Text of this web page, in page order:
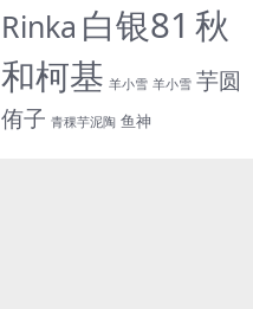
Rinka 白银81 秋
和柯基 羊小雪 羊小雪 芋圆
侑子 青稞芋泥陶 鱼神